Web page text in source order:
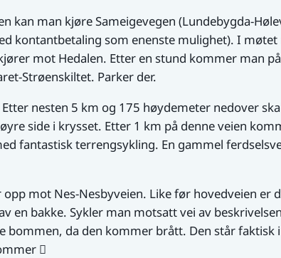
kan man kjøre Sameigevegen (Lundebygda-
kontantbetaling som enenste mulighet). I møtet
mot Hedalen. Etter en stund kommer man
Strøenskiltet. Parker der.
nesten 5 km og 175 høydemeter nedover
side i krysset. Etter 1 km på denne veien
fantastisk terrengsykling. En gammel
mot Nes-Nesbyveien. Like før hovedveien er
en bakke. Sykler man motsatt vei av
da den kommer brått. Den står faktisk
